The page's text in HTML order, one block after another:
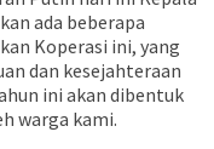
ada beberapa
Koperasi ini, yang
dan kesejahteraan
ini akan dibentuk
warga kami.